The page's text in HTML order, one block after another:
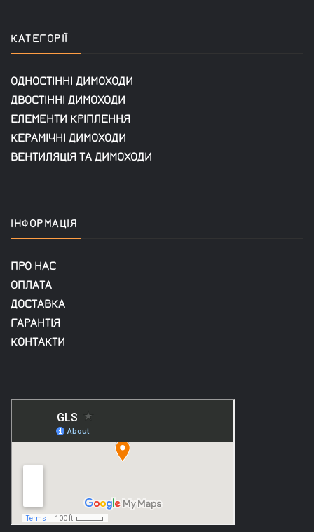
КАТЕГОРІЇ
ОДНОСТІННІ ДИМОХОДИ
ДВОСТІННІ ДИМОХОДИ
ЕЛЕМЕНТИ КРІПЛЕННЯ
КЕРАМІЧНІ ДИМОХОДИ
ВЕНТИЛЯЦІЯ ТА ДИМОХОДИ
ІНФОРМАЦІЯ
ПРО НАС
ОПЛАТА
ДОСТАВКА
ГАРАНТІЯ
КОНТАКТИ